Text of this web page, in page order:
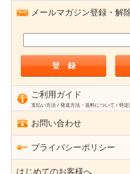
メールマガジン登録・解
ご利用ガイド
支払い方法 / 発送方法・送料について / 特
お問い合わせ
プライバシーポリシー
はじめてのお客様へ